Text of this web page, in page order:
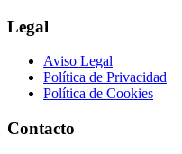
Legal
Aviso Legal
Política de Privacidad
Política de Cookies
Contacto